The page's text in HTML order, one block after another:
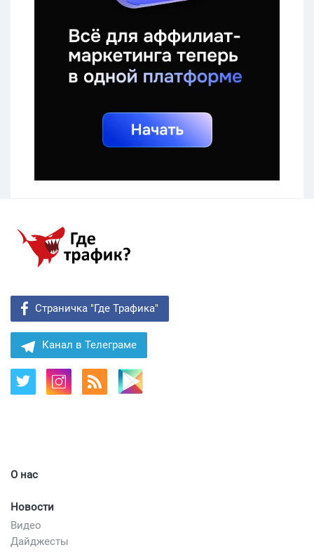
Страничка "Где Трафика"
Канал в Телеграме
О нас
Новости
Видео
Дайджесты